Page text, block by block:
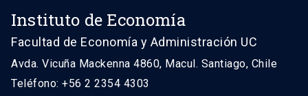
Instituto de Economía
Facultad de Economía y Administración UC
Avda. Vicuña Mackenna 4860, Macul. Santiago, Chile
Teléfono: +56 2 2354 4303